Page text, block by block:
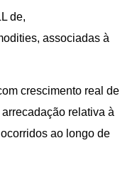
de,
associadas à
crescimento real de
relativa à
ao longo de